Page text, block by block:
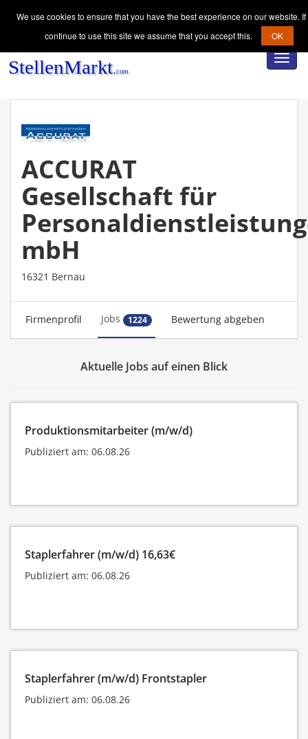
ACCURAT
Gesellschaft für
mbH
16321 Bernau
Firmenprofil Jobs 1224 Bewertung abgeben
Aktuelle Jobs auf einen Blick
Produktionsmitarbeiter (m/w/d)
Publiziert am: 06.08.26
Staplerfahrer (m/w/d) 16,63€
Publiziert am: 06.08.26
Staplerfahrer (m/w/d) Frontstapler
Publiziert am: 06.08.26
We use cookies to ensure that you have the best experience on our website.
continue to use this site we assume that you accept this.
OK